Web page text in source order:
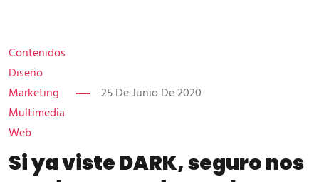
Contenidos
Diseño
Marketing
Multimedia
Web
25 De Junio De 2020
Si ya viste DARK, seguro nos